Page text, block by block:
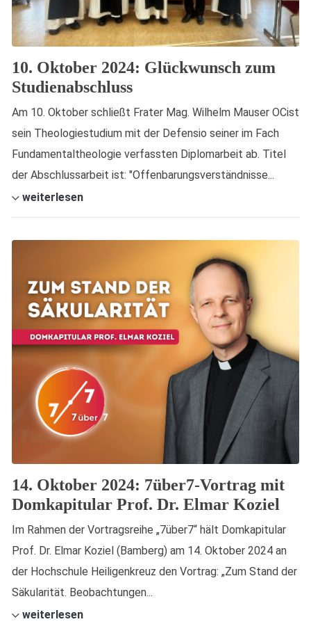
10. Oktober 2024: Glückwunsch zum
Studienabschluss
Am 10. Oktober schließt Frater Mag. Wilhelm Mauser OCist
sein Theologiestudium mit der Defensio seiner im Fach
Fundamentaltheologie verfassten Diplomarbeit ab. Titel
der Abschlussarbeit ist: "Offenbarungsverständnisse...
weiterlesen
14. Oktober 2024: 7über7-Vortrag mit
Domkapitular Prof. Dr. Elmar Koziel
Im Rahmen der Vortragsreihe „7über7“ hält Domkapitular
Prof. Dr. Elmar Koziel (Bamberg) am 14. Oktober 2024 an
der Hochschule Heiligenkreuz den Vortrag: „Zum Stand der
Säkularität. Beobachtungen...
weiterlesen